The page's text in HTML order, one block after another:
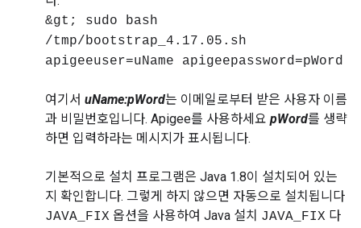
&gt; sudo bash
/tmp/bootstrap_4.17.05.sh
apigeeuser=uName apigeepassword=pWord
여기서 uName:pWord는 이메일로부터 받은 사용자 이름
과 비밀번호입니다. Apigee를 사용하세요 pWord를 생략
하면 입력하라는 메시지가 표시됩니다.
기본적으로 설치 프로그램은 Java 1.8이 설치되어 있는
지 확인합니다. 그렇게 하지 않으면 자동으로 설치됩니다
JAVA_FIX 옵션을 사용하여 Java 설치 JAVA_FIX 다